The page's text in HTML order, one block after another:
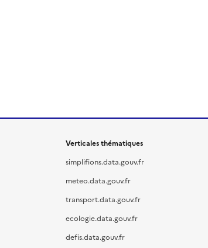
Verticales thématiques
simplifions.data.gouv.fr
meteo.data.gouv.fr
transport.data.gouv.fr
ecologie.data.gouv.fr
defis.data.gouv.fr